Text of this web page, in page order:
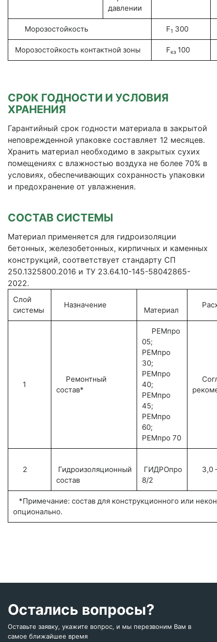
давлении
Морозостойкость F1 300
Морозостойкость контактной зоны Fкз 100
СРОК ГОДНОСТИ И УСЛОВИЯ
ХРАНЕНИЯ
Гарантийный срок годности материала в закрытой
неповрежденной упаковке составляет 12 месяцев.
Хранить материал необходимо в закрытых сухих
помещениях с влажностью воздуха не более 70% в
условиях, обеспечивающих сохранность упаковки
и предохранение от увлажнения.
СОСТАВ СИСТЕМЫ
Материал применяется для гидроизоляции
бетонных, железобетонных, кирпичных и каменных
конструкций, соответствует стандарту СП
250.1325800.2016 и ТУ 23.64.10-145-58042865-
2022.
Слой
системы
Назначение
Материал
1
Ремонтный
состав*
РЕМпро
05;
РЕМпро
30;
РЕМпро
40;
РЕМпро
45;
РЕМпро
60;
РЕМпро 70
2
Гидроизоляционный
состав
ГИДРОпро
8/2
3,0
*Примечание: состав для конструкционного или
опционально.
Остались вопросы?
Оставьте заявку, укажите вопрос, и мы перезвоним Вам в
самое ближайшее время